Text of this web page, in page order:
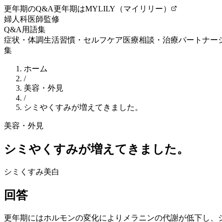
更年期のQ&A更年期はMYLILY（マイリリー）
婦人科医師監修
Q&A 用語集
症状・体調生活習慣・セルフケア医療相談・治療パートナー
集
ホーム
/
美容・外見
/
シミやくすみが増えてきました。
美容・外見
シミやくすみが増えてきました。
シミ くすみ美白
回答
更年期にはホルモンの変化によりメラニンの代謝が低下し